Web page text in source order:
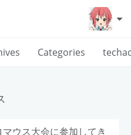
Categories
ウス大会に参加してき